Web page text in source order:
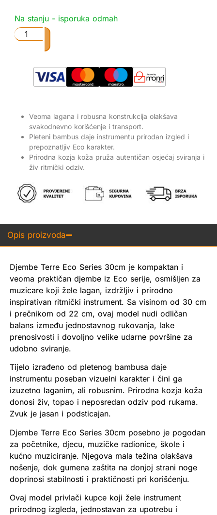
Na stanju - isporuka odmah
Veoma lagana i robusna konstrukcija olakšava
svakodnevno korišćenje i transport.
Pleteni bambus daje instrumentu prirodan izgled i
prepoznatljiv Eco karakter.
Prirodna kozja koža pruža autentičan osjećaj sviranja i
živ ritmički odziv.
Opis proizvoda
Djembe Terre Eco Series 30cm je kompaktan i
veoma praktičan djembe iz Eco serije, osmišljen za
muzicare koji žele lagan, izdržljiv i prirodno
inspirativan ritmički instrument. Sa visinom od 30 cm
i prečnikom od 22 cm, ovaj model nudi odličan
balans između jednostavnog rukovanja, lake
prenosivosti i dovoljno velike udarne površine za
udobno sviranje.
Tijelo izrađeno od pletenog bambusa daje
instrumentu poseban vizuelni karakter i čini ga
izuzetno laganim, ali robusnim. Prirodna kozja koža
donosi živ, topao i neposredan odziv pod rukama.
Zvuk je jasan i podsticajan.
Djembe Terre Eco Series 30cm posebno je pogodan
za početnike, djecu, muzičke radionice, škole i
kućno muziciranje. Njegova mala težina olakšava
nošenje, dok gumena zaštita na donjoj strani noge
doprinosi stabilnosti i praktičnosti pri korišćenju.
Ovaj model privlači kupce koji žele instrument
prirodnog izgleda, jednostavan za upotrebu i